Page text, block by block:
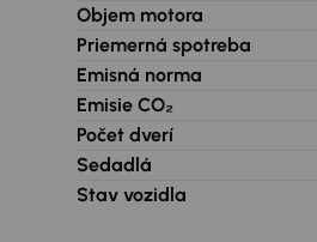
Objem motora
Priemerná spotreba
Emisná norma
Emisie CO₂
Počet dverí
Sedadlá
Stav vozidla